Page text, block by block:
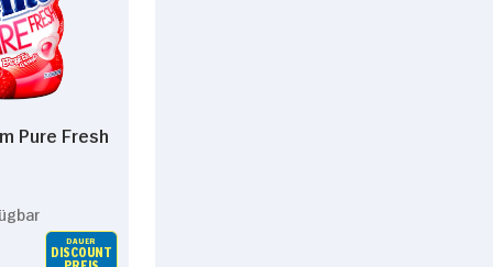
Pure Fresh
DAUER
DISCOUNT